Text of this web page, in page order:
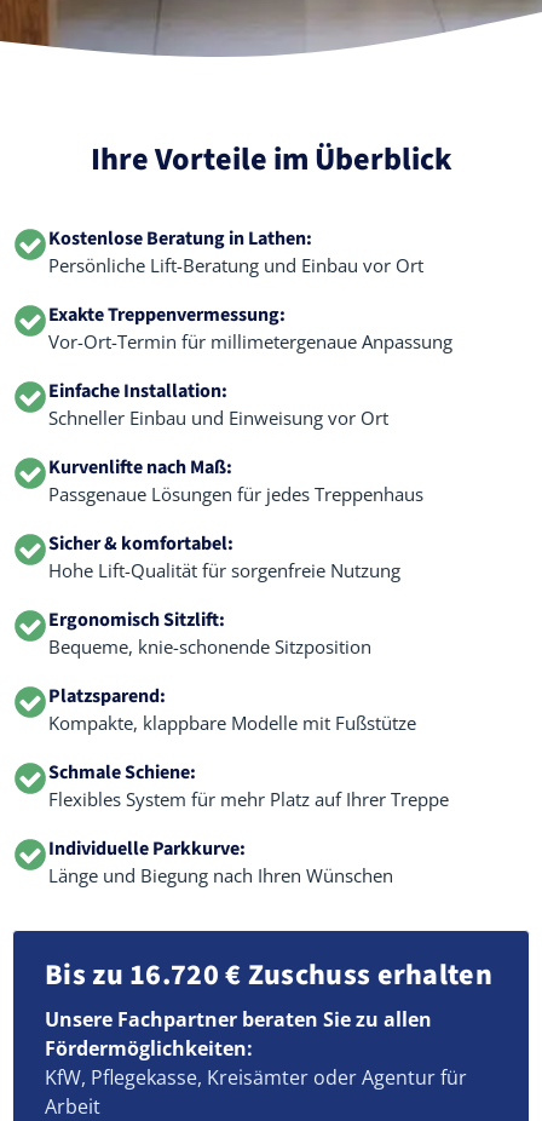
Ihre Vorteile im Überblick
Kostenlose Beratung in Lathen:
Persönliche Lift-Beratung und Einbau vor Ort
Exakte Treppenvermessung:
Vor-Ort-Termin für millimetergenaue Anpassung
Einfache Installation:
Schneller Einbau und Einweisung vor Ort
Kurvenlifte nach Maß:
Passgenaue Lösungen für jedes Treppenhaus
Sicher & komfortabel:
Hohe Lift-Qualität für sorgenfreie Nutzung
Ergonomisch Sitzlift:
Bequeme, knie-schonende Sitzposition
Platzsparend:
Kompakte, klappbare Modelle mit Fußstütze
Schmale Schiene:
Flexibles System für mehr Platz auf Ihrer Treppe
Individuelle Parkkurve:
Länge und Biegung nach Ihren Wünschen
Bis zu 16.720 € Zuschuss erhalten
Unsere Fachpartner beraten Sie zu allen
Fördermöglichkeiten:
KfW, Pflegekasse, Kreisämter oder Agentur für
Arbeit